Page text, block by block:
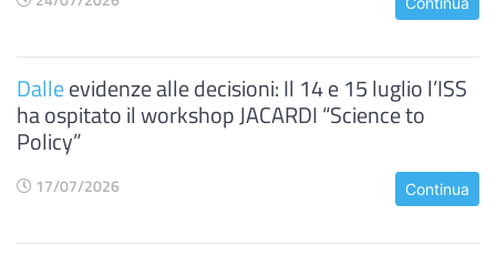
Dalleevidenze alle decisioni: Il 14 e 15 luglio l’ISS
ha ospitato il workshop JACARDI “Science to
Policy”
17/07/2026 Continua